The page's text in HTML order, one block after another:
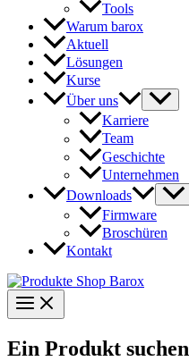
Tools
Warum barox
Aktuell
Lösungen
Kurse
Über uns
Karriere
Team
Geschichte
Unternehmen
Downloads
Firmware
Broschüren
Kontakt
Ein Produkt suchen